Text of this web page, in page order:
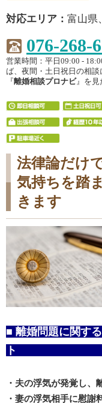
対応エリア： 富山県
076-268-
営業時間：平日09:00 -
ば、夜間・土日祝日の相談
『 離婚相談プロナビ』を見
法律論だけ
気持ちを踏
きます
■ 離婚問題に関す
・夫の浮気が発覚し、
・妻の浮気相手に慰謝